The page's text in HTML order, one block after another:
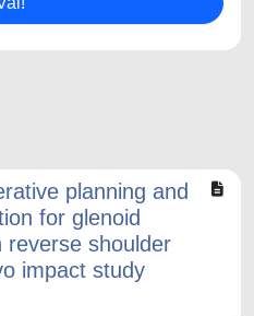
planning and
for glenoid
reverse shoulder
impact study